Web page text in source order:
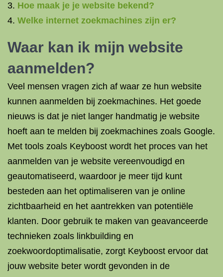
Hoe maak je je website bekend?
Welke internet zoekmachines zijn er?
Waar kan ik mijn website
aanmelden?
Veel mensen vragen zich af waar ze hun website
kunnen aanmelden bij zoekmachines. Het goede
nieuws is dat je niet langer handmatig je website
hoeft aan te melden bij zoekmachines zoals Google.
Met tools zoals Keyboost wordt het proces van het
aanmelden van je website vereenvoudigd en
geautomatiseerd, waardoor je meer tijd kunt
besteden aan het optimaliseren van je online
zichtbaarheid en het aantrekken van potentiële
klanten. Door gebruik te maken van geavanceerde
technieken zoals linkbuilding en
zoekwoordoptimalisatie, zorgt Keyboost ervoor dat
jouw website beter wordt gevonden in de